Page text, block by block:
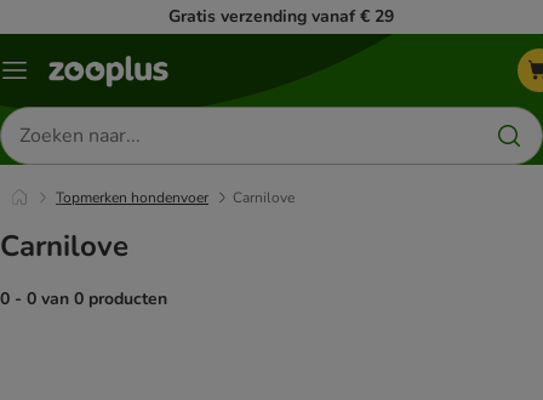
Gratis verzending vanaf € 29
Menu
Zoeken
naar
producten
Topmerken hondenvoer Carnilove
Carnilove
0 - 0 van 0 producten